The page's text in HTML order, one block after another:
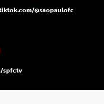
@saopaulofc
spfctv